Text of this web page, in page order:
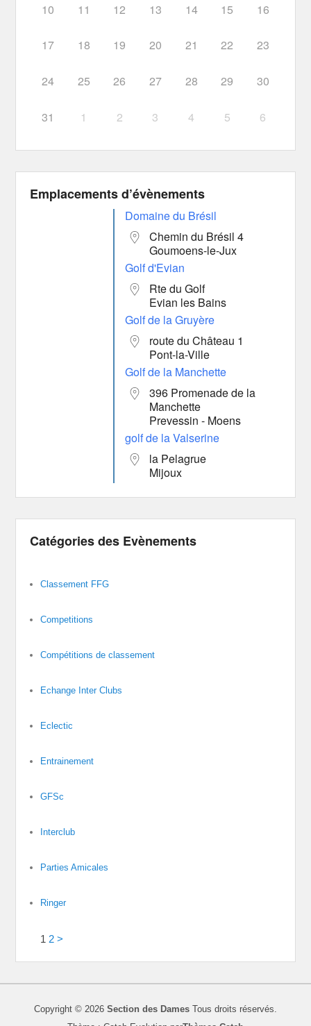
10 11 12 13 14 15 16
17 18 19 20 21 22 23
24 25 26 27 28 29 30
31 1 2 3 4 5 6
Emplacements d’évènements
Domaine du Brésil
Chemin du Brésil 4
Goumoens-le-Jux
Golf d'Evian
Rte du Golf
Evian les Bains
Golf de la Gruyère
route du Château 1
Pont-la-Ville
Golf de la Manchette
396 Promenade de la
Manchette
Prevessin - Moens
golf de la Valserine
la Pelagrue
Mijoux
Catégories des Evènements
Classement FFG
Competitions
Compétitions de classement
Echange Inter Clubs
Eclectic
Entrainement
GFSc
Interclub
Parties Amicales
Ringer
1 2 >
Copyright © 2026 Section des Dames Tous droits réservés.